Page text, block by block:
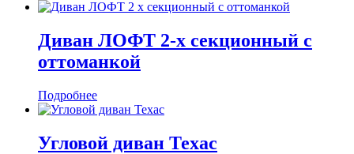
Диван ЛОФТ 2-х секционный с
оттоманкой
Подробнее
Угловой диван Техас